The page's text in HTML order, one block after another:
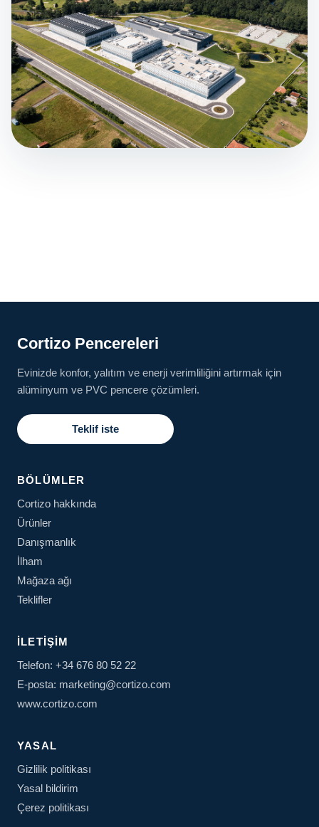
Cortizo Pencereleri
Evinizde konfor, yalıtım ve enerji verimliliğini artırmak için
alüminyum ve PVC pencere çözümleri.
Teklif iste
BÖLÜMLER
Cortizo hakkında
Ürünler
Danışmanlık
İlham
Mağaza ağı
Teklifler
İLETIŞIM
Telefon: +34 676 80 52 22
E-posta: marketing@cortizo.com
www.cortizo.com
YASAL
Gizlilik politikası
Yasal bildirim
Çerez politikası